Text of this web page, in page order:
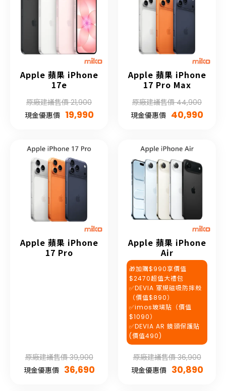
Apple 蘋果 iPhone
17e
原廠建議售價 21,900
現金優惠價 19,990
Apple 蘋果 iPhone
17 Pro Max
原廠建議售價 44,900
現金優惠價 40,990
Apple 蘋果 iPhone
17 Pro
原廠建議售價 39,900
現金優惠價 36,690
Apple 蘋果 iPhone
Air
🎁加購$990享價值
$2470超值大禮包
✅DEVIA 軍規磁吸防摔殼
（價值$890）
✅imos玻璃貼（價值
$1090）
✅DEVIA AR 鏡頭保護貼
(價值490)
原廠建議售價 36,900
現金優惠價 30,890